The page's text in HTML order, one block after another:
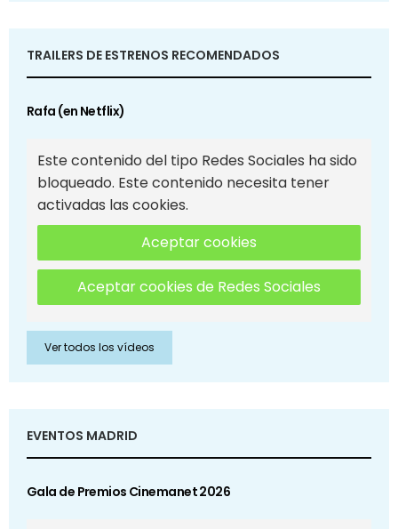
TRAILERS DE ESTRENOS RECOMENDADOS
Rafa (en Netflix)
Este contenido del tipo Redes Sociales ha sido
bloqueado. Este contenido necesita tener
activadas las cookies.
Aceptar cookies
Aceptar cookies de Redes Sociales
Ver todos los vídeos
EVENTOS MADRID
Gala de Premios Cinemanet 2026